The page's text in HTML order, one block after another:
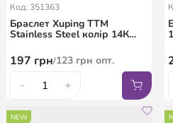
Код: 351363
Браслет Xuping ТТМ
Stainless Steel колір 14К
арабська в'язь" ø 6см х 4мм
197 грн/123 грн опт.
- +
NEW